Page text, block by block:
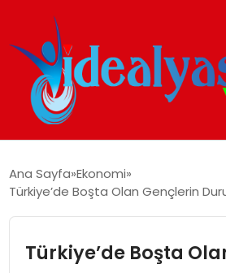
GÜNDEM
EKONOMI
Ana Sayfa Ekonomi
Türkiye’de Boşta Olan Gençlerin
Türkiye’de Boşta